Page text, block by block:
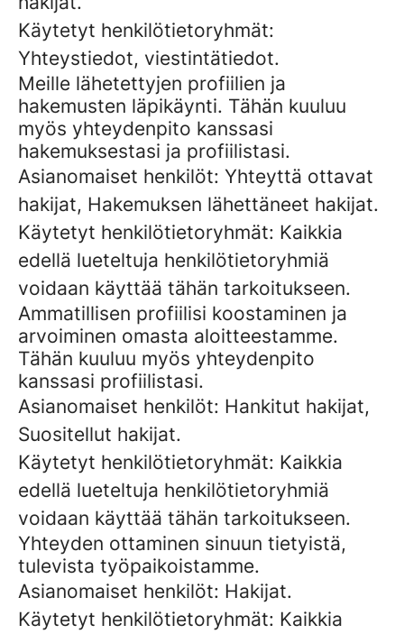
Käytetyt henkilötietoryhmät:
Yhteystiedot, viestintätiedot.
Meille lähetettyjen profiilien ja
hakemusten läpikäynti. Tähän kuuluu
myös yhteydenpito kanssasi
hakemuksestasi ja profiilistasi.
Asianomaiset henkilöt: Yhteyttä ottavat
hakijat, Hakemuksen lähettäneet hakijat.
Käytetyt henkilötietoryhmät: Kaikkia
edellä lueteltuja henkilötietoryhmiä
voidaan käyttää tähän tarkoitukseen.
Ammatillisen profiilisi koostaminen ja
arvoiminen omasta aloitteestamme.
Tähän kuuluu myös yhteydenpito
kanssasi profiilistasi.
Asianomaiset henkilöt: Hankitut hakijat,
Suositellut hakijat.
Käytetyt henkilötietoryhmät: Kaikkia
edellä lueteltuja henkilötietoryhmiä
voidaan käyttää tähän tarkoitukseen.
Yhteyden ottaminen sinuun tietyistä,
tulevista työpaikoistamme.
Asianomaiset henkilöt: Hakijat.
Käytetyt henkilötietoryhmät: Kaikkia